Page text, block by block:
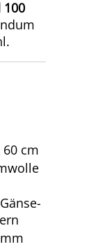
100
60 cm